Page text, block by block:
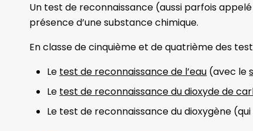
Un test de reconnaissance (aussi parfois
présence d’une substance chimique.
En classe de cinquième et de quatrième des
Le test de reconnaissance de l’eau (avec le
Le test de reconnaissance du dioxyde de
Le test de reconnaissance du dioxygène